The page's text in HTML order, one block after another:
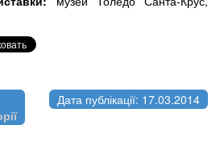
Дата публікації: 17.03.2014